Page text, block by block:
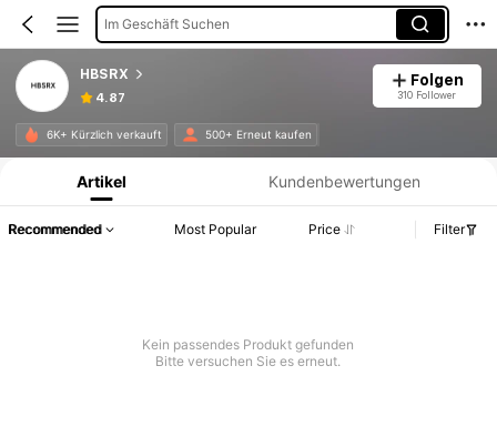
Im Geschäft Suchen
HBSRX
4.87
Folgen
310 Follower
6K+ Kürzlich verkauft 500+ Erneut kaufen
Produktinformation: Preisangabe, Verkaufs- und Lagerbestandsdetails.
Artikel Kundenbewertungen
Recommended Most Popular Price Filter
Kein passendes Produkt gefunden
Bitte versuchen Sie es erneut.